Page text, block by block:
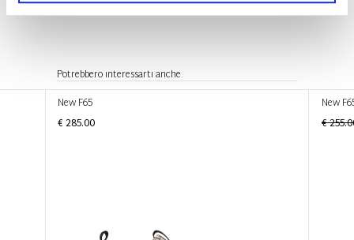
Potrebbero interessarti anche
New F65
€ 285.00
New
€